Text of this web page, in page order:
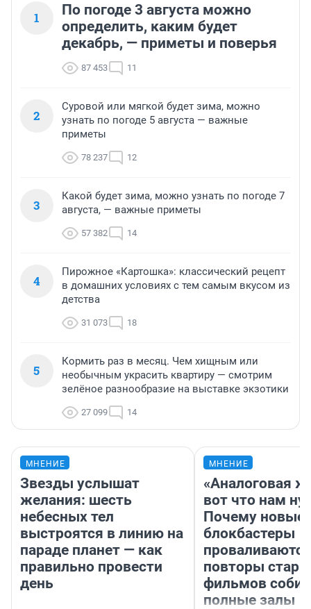
1
По погоде 3 августа можно
определить, каким будет
декабрь, — приметы и поверья
87 453 11
2
Суровой или мягкой будет зима, можно
узнать по погоде 5 августа — важные
приметы
78 237 12
3
Какой будет зима, можно узнать по погоде 7
августа, — важные приметы
57 382 14
4
Пирожное «Картошка»: классический рецепт
в домашних условиях с тем самым вкусом из
детства
31 073 18
5
Кормить раз в месяц. Чем хищным или
необычным украсить квартиру — смотрим
зелёное разнообразие на выставке экзотики
27 099 14
МНЕНИЕ
Звезды услышат
желания: шесть
небесных тел
выстроятся в линию на
параде планет — как
правильно провести
день
МНЕНИЕ
«Аналоговая
вот что нам
Почему новые
блокбастеры
повторы
фильмов
полные залы